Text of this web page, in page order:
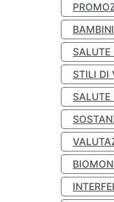
BAMBINI
SALUTE
STILI DI
SALUTE